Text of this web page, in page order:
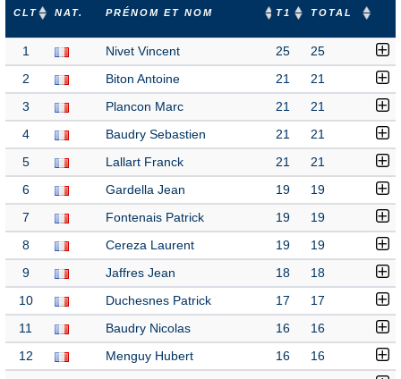
CLT NAT. PRÉNOM ET NOM T1 TOTAL
1 Nivet Vincent 25 25
2 Biton Antoine 21 21
3 Plancon Marc 21 21
4 Baudry Sebastien 21 21
5 Lallart Franck 21 21
6 Gardella Jean 19 19
7 Fontenais Patrick 19 19
8 Cereza Laurent 19 19
9 Jaffres Jean 18 18
10 Duchesnes Patrick 17 17
11 Baudry Nicolas 16 16
12 Menguy Hubert 16 16